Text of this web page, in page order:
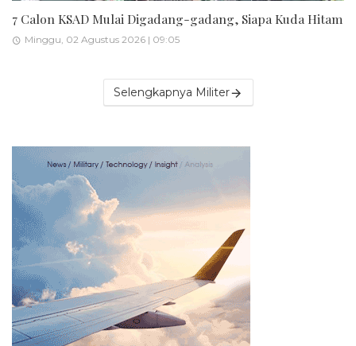
7 Calon KSAD Mulai Digadang-gadang, Siapa Kuda Hitam
Minggu, 02 Agustus 2026 | 09:05
Selengkapnya Militer